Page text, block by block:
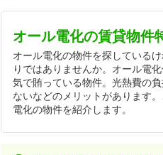
オール電化の賃貸物件
オール電化の物件を探している
りではありませんか。オール電
気で賄っている物件。光熱費の
ないなどのメリットがあります
電化の物件を紹介します。